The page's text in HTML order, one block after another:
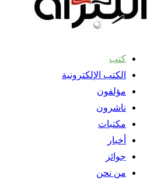
كتب
الكتب الإلكترونية
مؤلفون
ناشرون
مكتبات
أخبار
جوائز
من نحن